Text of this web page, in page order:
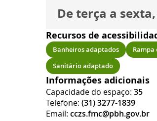
De terça a
Recursos de
Banheiros adaptados Rampa
Sanitário adaptado
Informações adicionais
Capacidade do espaço: 35
Telefone: (31) 3277-1839
Email: cczs.fmc@pbh.gov.br